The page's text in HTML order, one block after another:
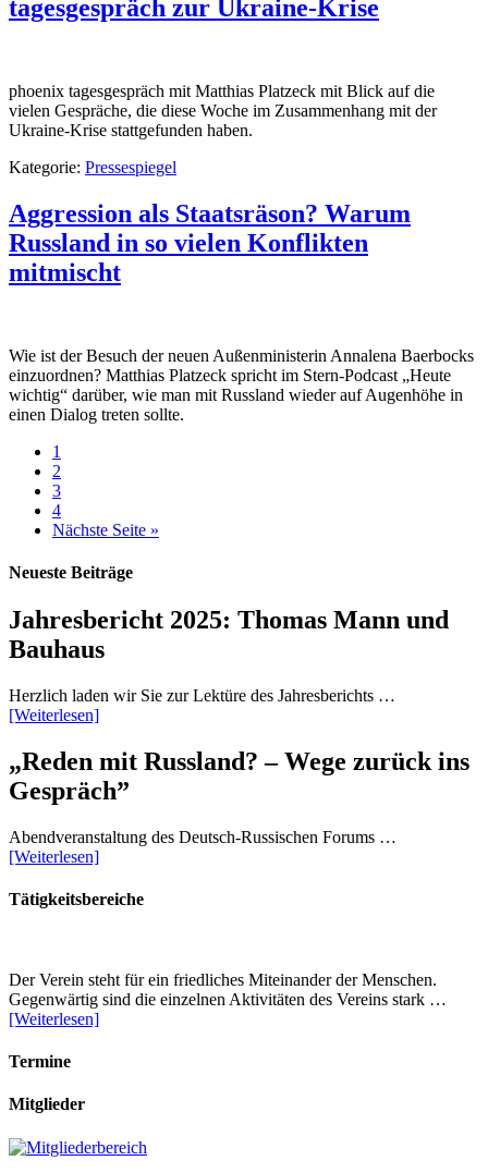
tagesgespräch zur Ukraine-Krise
phoenix tagesgespräch mit Matthias Platzeck mit Blick auf die
vielen Gespräche, die diese Woche im Zusammenhang mit der
Ukraine-Krise stattgefunden haben.
Kategorie: Pressespiegel
Aggression als Staatsräson? Warum
Russland in so vielen Konflikten
mitmischt
Wie ist der Besuch der neuen Außenministerin Annalena Baerbocks
einzuordnen? Matthias Platzeck spricht im Stern-Podcast „Heute
wichtig“ darüber, wie man mit Russland wieder auf Augenhöhe in
einen Dialog treten sollte.
1
2
3
4
Nächste Seite »
Neueste Beiträge
Jahresbericht 2025: Thomas Mann und
Bauhaus
Herzlich laden wir Sie zur Lektüre des Jahresberichts …
[Weiterlesen]
„Reden mit Russland? – Wege zurück ins
Gespräch”
Abendveranstaltung des Deutsch-Russischen Forums …
[Weiterlesen]
Tätigkeitsbereiche
Der Verein steht für ein friedliches Miteinander der Menschen.
Gegenwärtig sind die einzelnen Aktivitäten des Vereins stark …
[Weiterlesen]
Termine
Mitglieder